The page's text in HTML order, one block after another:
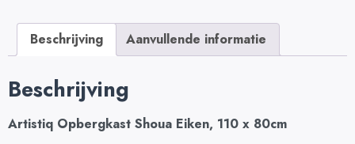
Beschrijving Aanvullende informatie
Beschrijving
Artistiq Opbergkast Shoua Eiken, 110 x 80cm